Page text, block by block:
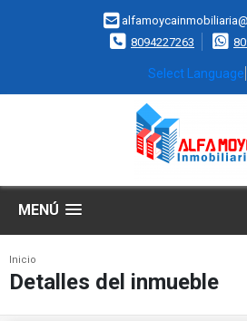
8094227263
Select Language
MENÚ
Inicio
Detalles del inmueble